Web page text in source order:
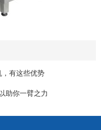
有这些优势
助你一臂之力